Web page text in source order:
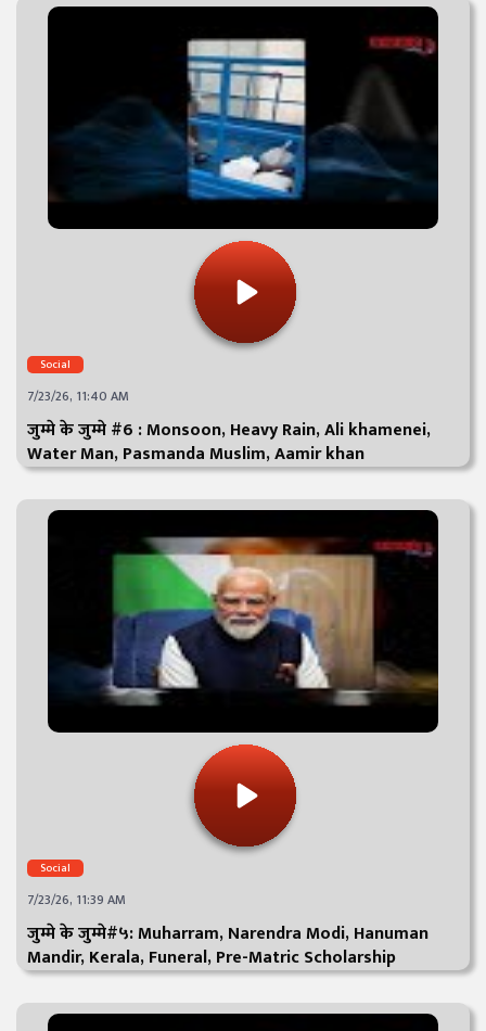
Social
7/23/26, 11:40 AM
जुम्मे के जुम्मे #6 : Monsoon, Heavy Rain, Ali khamenei,
Water Man, Pasmanda Muslim, Aamir khan
Social
7/23/26, 11:39 AM
जुम्मे के जुम्मे#५: Muharram, Narendra Modi, Hanuman
Mandir, Kerala, Funeral, Pre-Matric Scholarship